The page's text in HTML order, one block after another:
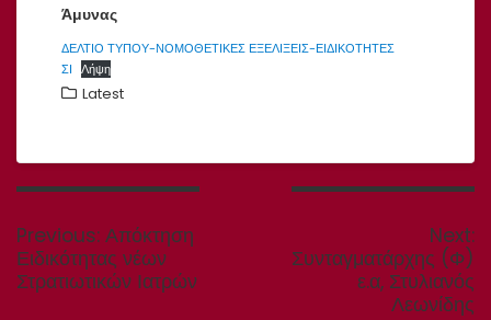
Άμυνας
ΔΕΛΤΙΟ ΤΥΠΟΥ-ΝΟΜΟΘΕΤΙΚΕΣ ΕΞΕΛΙΞΕΙΣ-ΕΙΔΙΚΟΤΗΤΕΣ
ΣΙ Λήψη
Latest
Πλοήγηση
Previous: Previous
post:
Απόκτηση
Ειδικότητας νέων
Στρατιωτικών Ιατρών
Next:
Συνταγματάρχης (Φ)
ε.α, Στυλιανός
Λεωνίδης